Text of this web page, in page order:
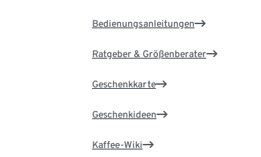
Bedienungsanleitungen
Ratgeber & Größenberater
Geschenkkarte
Geschenkideen
Kaffee-Wiki